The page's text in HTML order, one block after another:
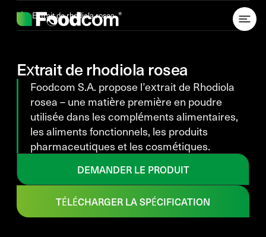
Extrait de rhodiola rosea
Extrait de rhodiola rosea
Foodcom S.A. propose l’extrait de Rhodiola
rosea – une matière première en poudre
utilisée dans les compléments alimentaires,
les aliments fonctionnels, les produits
pharmaceutiques et les cosmétiques.
DEMANDER LE PRODUIT
TÉLÉCHARGER LA SPÉCIFICATION